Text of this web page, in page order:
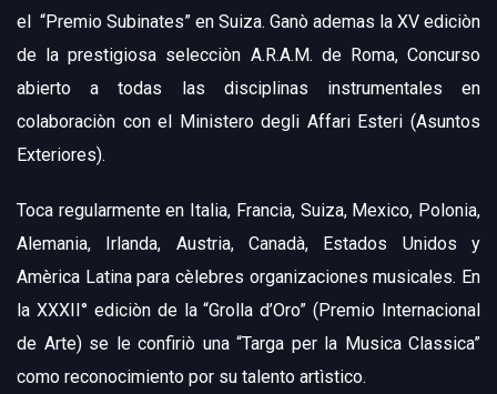
el “Premio Subinates” en Suiza. Ganò ademas la XV ediciòn
de la prestigiosa selecciòn A.R.A.M. de Roma, Concurso
abierto a todas las disciplinas instrumentales en
colaboraciòn con el Ministero degli Affari Esteri (Asuntos
Exteriores).
Toca regularmente en Italia, Francia, Suiza, Mexico, Polonia,
Alemania, Irlanda, Austria, Canadà, Estados Unidos y
Amèrica Latina para cèlebres organizaciones musicales. En
la XXXII° ediciòn de la “Grolla d’Oro” (Premio Internacional
de Arte) se le confiriò una “Targa per la Musica Classica”
como reconocimiento por su talento artìstico.